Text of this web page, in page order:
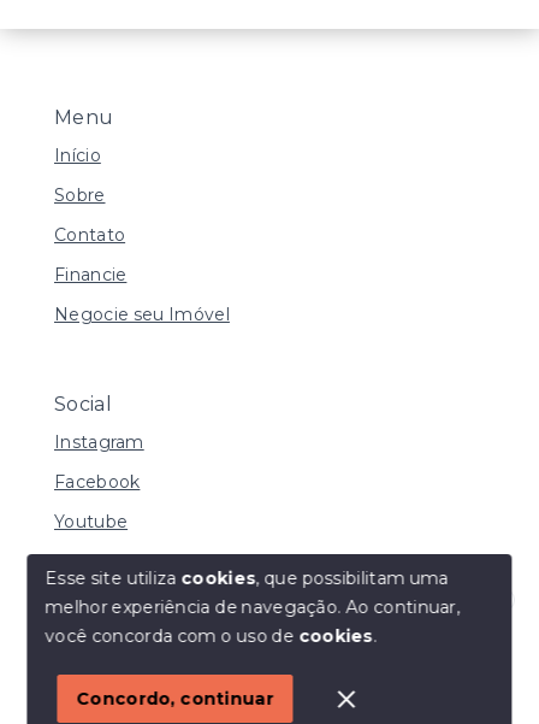
Olá! Estamos disponíveis para te ajudar.
Menu
Início
Sobre
Contato
Financie
Negocie seu Imóvel
Social
Instagram
Facebook
Youtube
© Copyright 2026 - I URBE CONSULTORIA
IMOBILIÁRIA | CRECI 33.934 J - Todos os direitos
SITE PARA IMOBILIARIA
Esse site utiliza cookies, que possibilitam uma
melhor experiência de navegação.Ao continuar,
você concorda com o uso de cookies.
Concordo, continuar